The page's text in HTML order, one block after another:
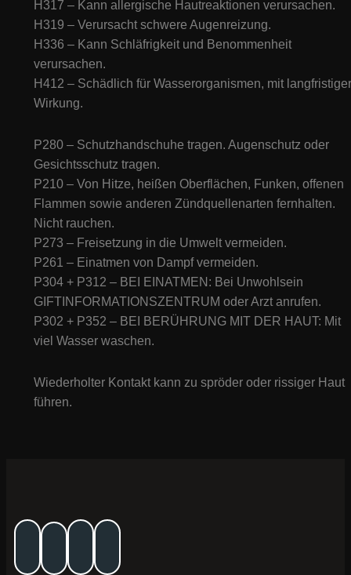
H317 – Kann allergische Hautreaktionen verursachen.
H319 – Verursacht schwere Augenreizung.
H336 – Kann Schläfrigkeit und Benommenheit
verursachen.
H412 – Schädlich für Wasserorganismen, mit langfristiger
Wirkung.
P280 – Schutzhandschuhe tragen. Augenschutz oder
Gesichtsschutz tragen.
P210 – Von Hitze, heißen Oberflächen, Funken, offenen
Flammen sowie anderen Zündquellenarten fernhalten.
Nicht rauchen.
P273 – Freisetzung in die Umwelt vermeiden.
P261 – Einatmen von Dampf vermeiden.
P304 + P312 – BEI EINATMEN: Bei Unwohlsein
GIFTINFORMATIONSZENTRUM oder Arzt anrufen.
P302 + P352 – BEI BERÜHRUNG MIT DER HAUT: Mit
viel Wasser waschen.
Wiederholter Kontakt kann zu spröder oder rissiger Haut
führen.